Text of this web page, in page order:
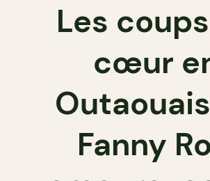
Les
cœur
Fanny